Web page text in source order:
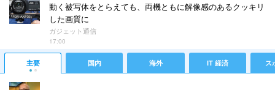
動く被写体をとらえても、両機ともに解像感のあるクッキリ
した画質に
ガジェット通信
17:00
主要 国内 海外 IT 経済 ス